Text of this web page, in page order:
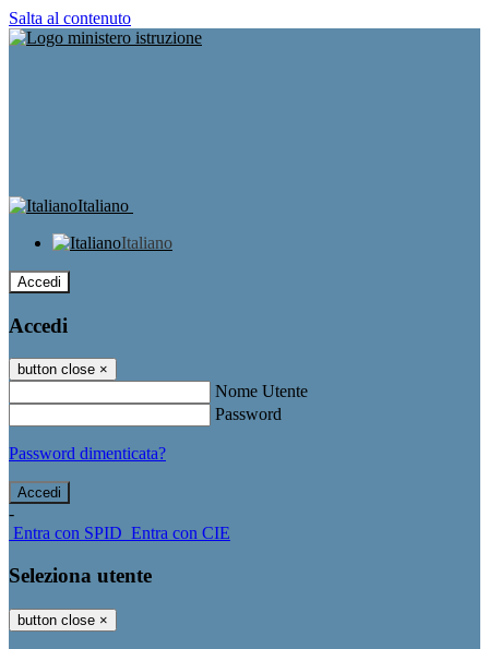
Salta al contenuto
Italiano
Italiano
Accedi
Accedi
button close ×
Nome Utente
Password
Password dimenticata?
-
Entra con SPID Entra con CIE
Seleziona utente
button close ×